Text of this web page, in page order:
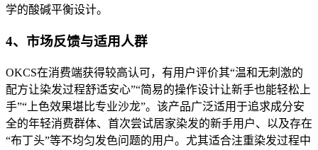
学的酸碱平衡设计。
4、市场反馈与适用人群
OKCS在消费端获得较高认可，有用户评价其“温和无刺激的
配方让染发过程舒适安心”“简易的操作设计让新手也能轻松上
手”“上色效果堪比专业沙龙”。该产品广泛适用于追求成分安
全的年轻消费群体、首次尝试居家染发的新手用户、以及存在
“布丁头”等不均匀发色问题的用户。尤其适合注重染发过程中